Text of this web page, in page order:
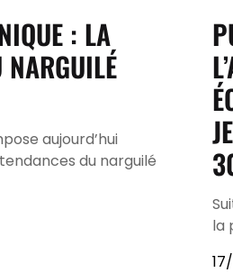
: LA
NARGUILÉ
aujourd’hui
du narguilé
la